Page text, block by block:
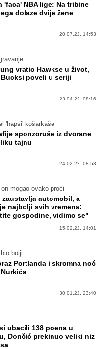
'faca' NBA lige: Na tribine
dolaze dvije žene
20.07.22. 14:53
vratio Hawkse u život,
poveli u seriji
23.04.22. 08:16
'hapsi' košarkaše
sponzoruše iz dvorane
tajnu
24.02.22. 08:53
mogao ovako proći
zaustavlja automobil, a
najbolji svih vremena:
gospodine, vidimo se"
15.02.22. 14:01
bolji
Portlanda i skromna noć
30.01.22. 23:40
ubacili 138 poena u
Dončić prekinuo veliki niz